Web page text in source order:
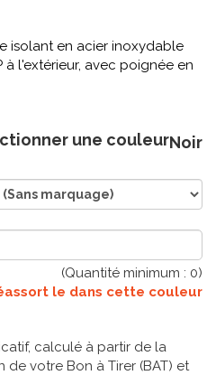
isolant en acier inoxydable
à l'extérieur, avec poignée en
une couleurNoir
(Quantité minimum : 0)
le dans cette couleur
calculé à partir de la
de votre Bon à Tirer (BAT) et